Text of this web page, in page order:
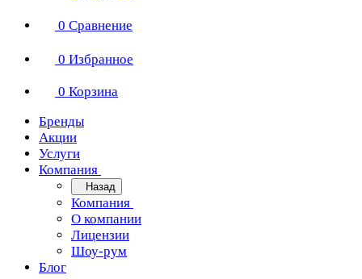
0 Сравнение
0 Избранное
0 Корзина
Бренды
Акции
Услуги
Компания
Назад
Компания
О компании
Лицензии
Шоу-рум
Блог